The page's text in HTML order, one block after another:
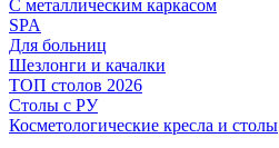
С металлическим каркасом
SPA
Для больниц
Шезлонги и качалки
ТОП столов 2026
Столы с РУ
Косметологические кресла и столы